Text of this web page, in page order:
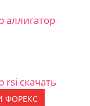
аллигатор
rsi скачать
ФОРЕКС